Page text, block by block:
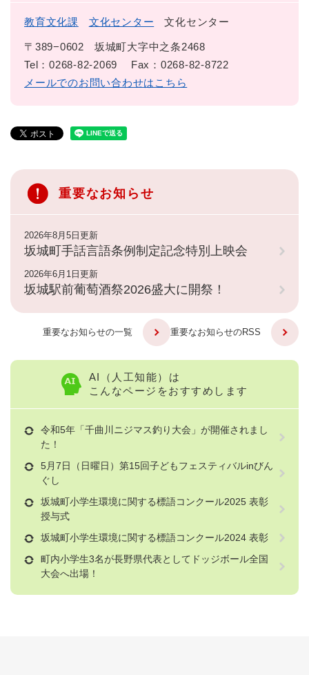
教育文化課 文化センター 文化センター
〒389−0602
坂城町大字中之条2468
Tel：0268-82-2069
Fax：0268-82-8722
メールでのお問い合わせはこちら
重要なお知らせ
2026年8月5日更新
坂城町手話言語条例制定記念特別上映会
2026年6月1日更新
坂城駅前葡萄酒祭2026盛大に開祭！
重要なお知らせの一覧 重要なお知らせのRSS
AI（人工知能）は
こんなページをおすすめします
令和5年「千曲川ニジマス釣り大会」が開催されまし
た！
5月7日（日曜日）第15回子どもフェスティバルinびん
ぐし
坂城町小学生環境に関する標語コンクール2025 表彰
授与式
坂城町小学生環境に関する標語コンクール2024 表彰
町内小学生3名が長野県代表としてドッジボール全国
大会へ出場！